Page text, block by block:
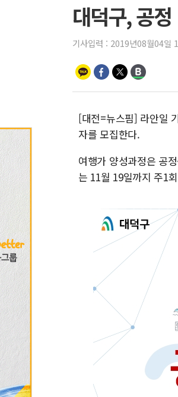
대덕구, 공
기사입력 : 2019년08월04일
[대전=뉴스핌] 라안일
자를 모집한다.
여행가 양성과정은 공
는 11월 19일까지 주1